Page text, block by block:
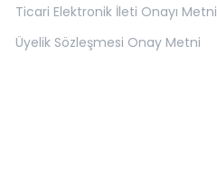
Ticari Elektronik İleti Onayı Metni
Üyelik Sözleşmesi Onay Metni